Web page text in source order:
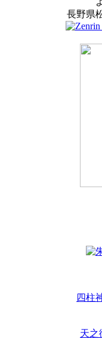
長野県
四柱
天之